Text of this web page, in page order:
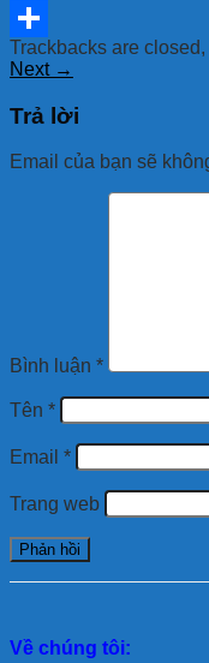
Email
Share
Trackbacks are
Next →
Trả lời
Email của bạn sẽ
Bình luận *
Tên *
Email *
Trang web
Về chúng tôi: